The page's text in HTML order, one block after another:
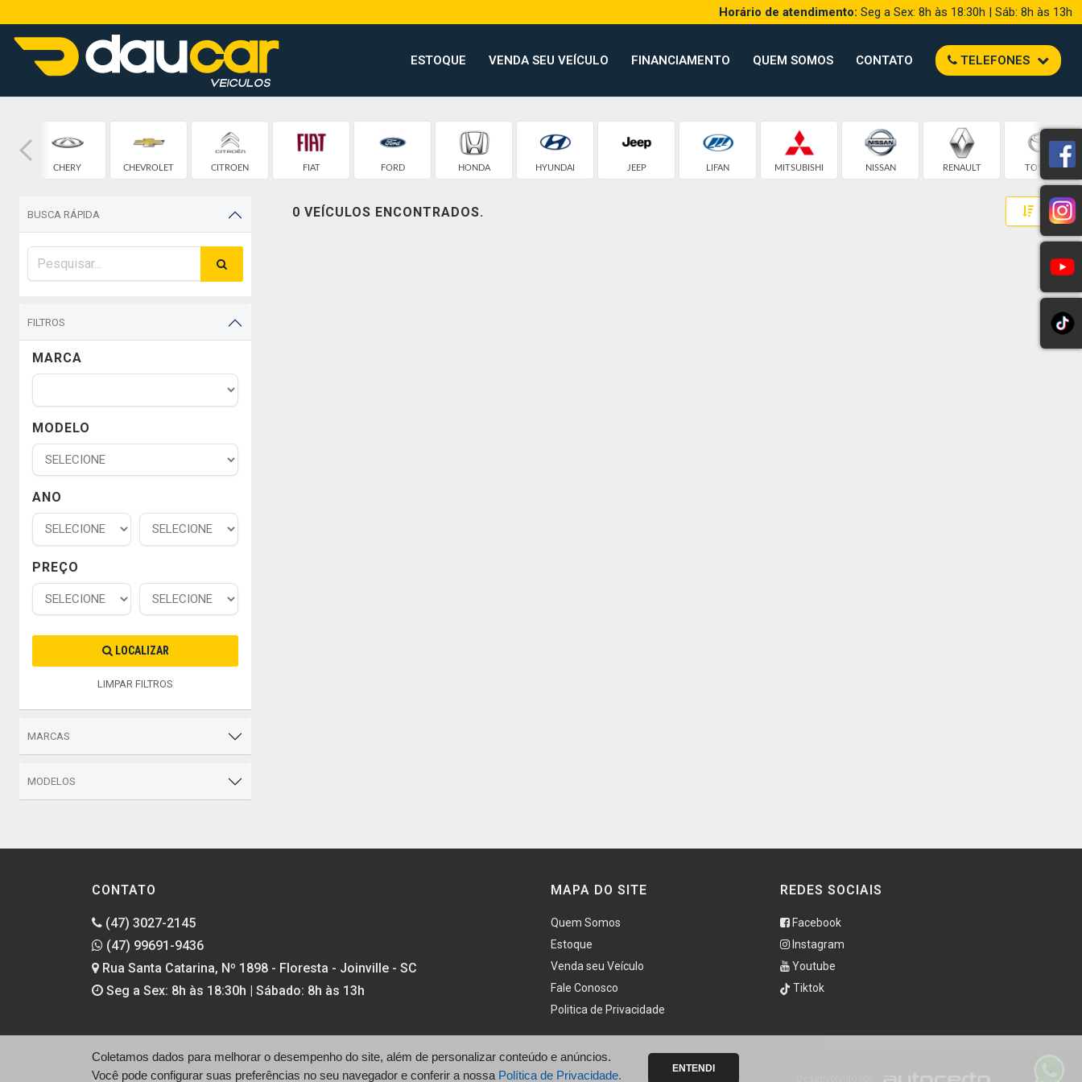
Horário de atendimento: Seg a Sex: 8h às 18:30h | Sáb: 8h às 13h
ESTOQUE VENDA SEU VEÍCULO FINANCIAMENTO QUEM SOMOS CONTATO TELEFONES
CHERY CHEVROLET CITROEN FIAT FORD HONDA HYUNDAI JEEP LIFAN MITSUBISHI NISSAN RENAULT TOYOTA
BUSCA RÁPIDA
FILTROS
MARCA
MODELO
ANO
PREÇO
LOCALIZAR
LIMPAR FILTROS
MARCAS
MODELOS
0 VEÍCULOS ENCONTRADOS. Toggle
CONTATO
(47) 3027-2145
(47) 99691-9436
Rua Santa Catarina, Nº 1898 - Floresta - Joinville - SC
Seg a Sex: 8h às 18:30h | Sábado: 8h às 13h
MAPA DO SITE
Quem Somos
Estoque
Venda seu Veículo
Fale Conosco
Politica de Privacidade
REDES SOCIAIS
Facebook
Instagram
Youtube
Tiktok
© Daucar Veículos - http://daucarveiculos.com.br/
Coletamos dados para melhorar o desempenho do site, além de personalizar conteúdo e anúncios.
Você pode configurar suas preferências no seu navegador e conferir a nossa Política de Privacidade. ENTENDI